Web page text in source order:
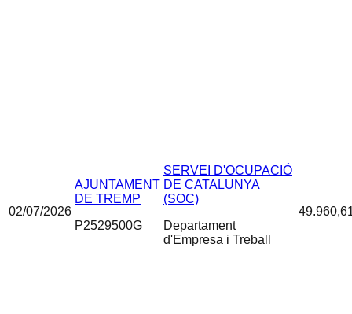
02/07/2026
AJUNTAMENT
DE TREMP
P2529500G
SERVEI D'OCUPACIÓ
DE CATALUNYA
(SOC)
Departament
d'Empresa i Treball